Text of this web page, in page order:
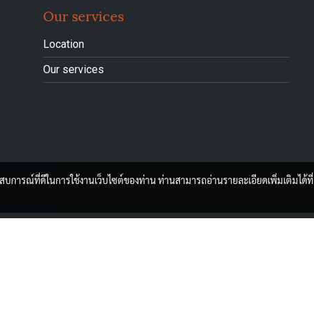
Our services
Location
Our services
การณ์ที่ดีในการใช้งานเว็บไซต์ของท่าน ท่านสามารถอ่านรายละเอียดเพิ่มเติมได้ที่